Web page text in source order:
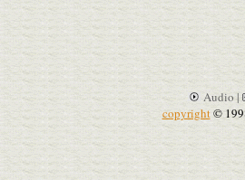
Audio |
copyright©